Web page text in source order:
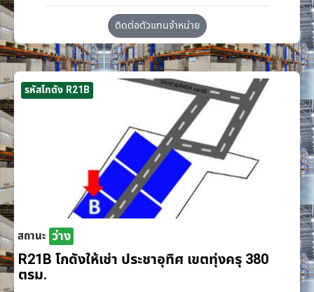
ติดต่อตัวแทนจำหน่าย
รหัสโกดัง R21B
สถานะ ว่าง
R21B โกดังให้เช่า ประชาอุทิศ เขตทุ่งครุ 380
ตรม.